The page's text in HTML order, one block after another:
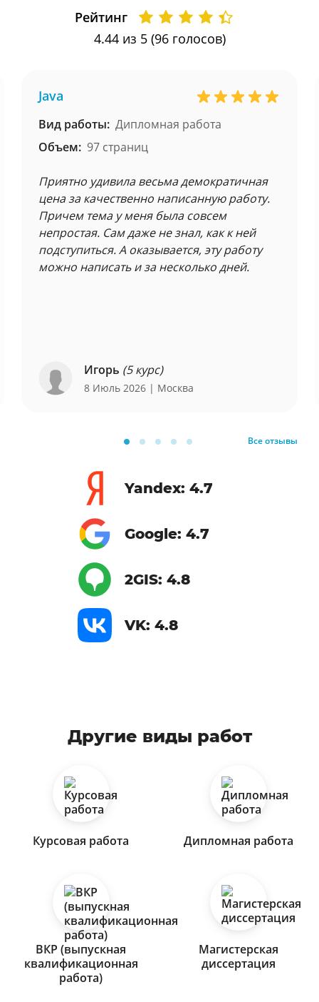
Рейтинг
4.44из 5 (96 голосов)
Java
Вид работы: Дипломная работа
Объем: 97 страниц
Приятно удивила весьма демократичная
цена за качественно написанную работу.
Причем тема у меня была совсем
непростая. Сам даже не знал, как к ней
подступиться. А оказывается, эту работу
можно написать и за несколько дней.
Игорь (5 курс)
8 Июль 2026 | Москва
Все отзывы
Yandex: 4.7
Google: 4.7
2GIS: 4.8
VK: 4.8
Другие виды работ
Курсовая работа Дипломная работа
ВКР (выпускная
квалификационная
работа)
Магистерская
диссертация